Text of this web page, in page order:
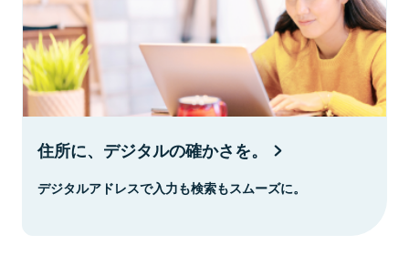
住所に、デジタルの確かさを。
デジタルアドレスで入力も検索もスムーズに。